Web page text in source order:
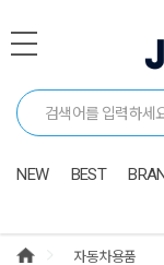
NEW BEST